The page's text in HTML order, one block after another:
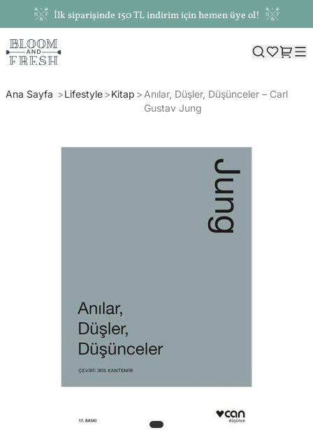
İlk siparişinde 150 TL indirim için hemen üye ol!
Ana Sayfa Lifestyle Kitap
Anılar, Düşler, Düşünceler – Carl
Gustav Jung